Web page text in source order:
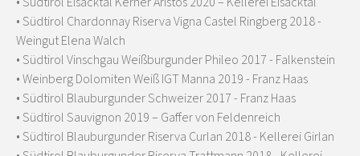
• Südtirol Chardonnay Riserva Vigna Castel Ringberg 2018 -
Weingut Elena Walch
• Südtirol Vinschgau Weißburgunder Phileo 2017 - Falkenstein
• Weinberg Dolomiten Weiß IGT Manna 2019 - Franz Haas
• Südtirol Blauburgunder Schweizer 2017 - Franz Haas
• Südtirol Sauvignon 2019 – Gaffer von Feldenreich
• Südtirol Blauburgunder Riserva Curlan 2018 - Kellerei Girlan